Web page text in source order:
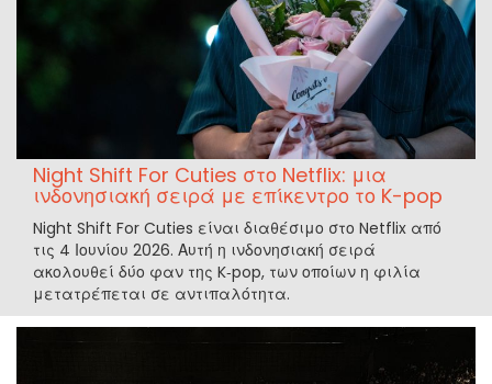
Night Shift For Cuties στο Netflix: μια
ινδονησιακή σειρά με επίκεντρο το K-pop
Night Shift For Cuties είναι διαθέσιμο στο Netflix από
τις 4 Ιουνίου 2026. Αυτή η ινδονησιακή σειρά
ακολουθεί δύο φαν της K‑pop, των οποίων η φιλία
μετατρέπεται σε αντιπαλότητα.